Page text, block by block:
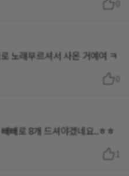
노래부르셔서 사온 거예여 ㅋ
빼로 8개 드셔야겠네요..ㅎㅎ
1